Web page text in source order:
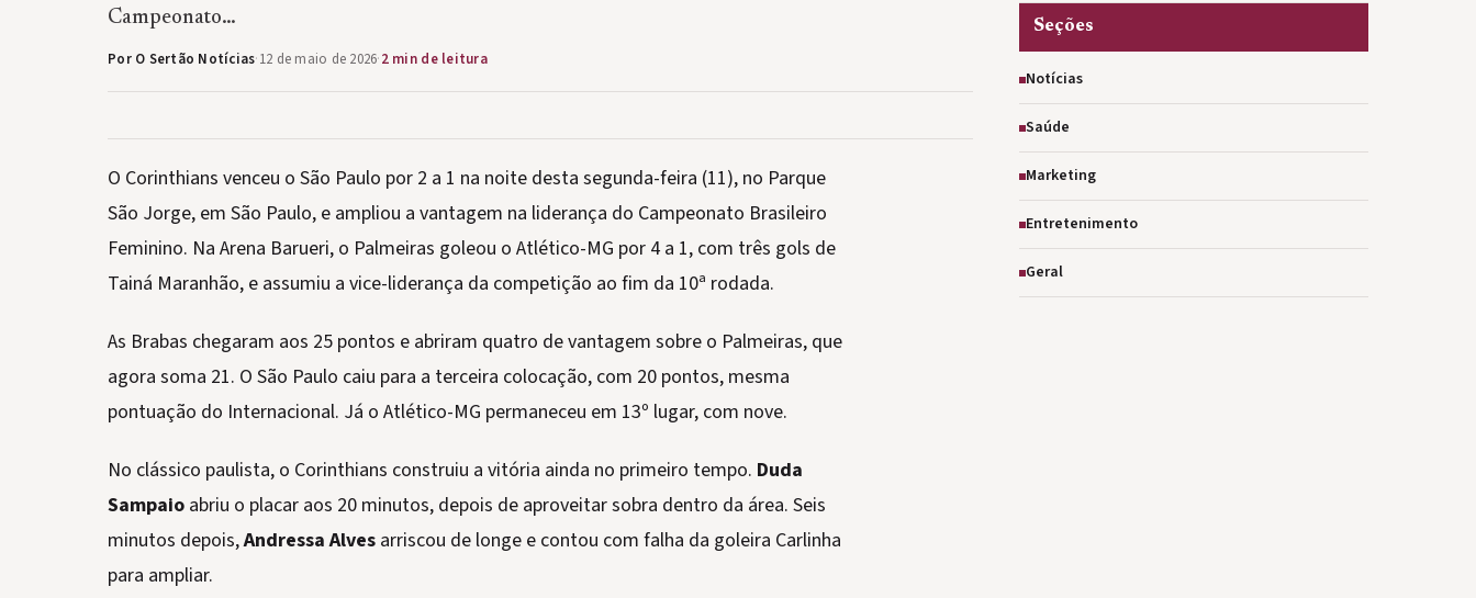
Campeonato…
Por O Sertão Notícias·12 de maio de 2026·2 min de leitura
O Corinthians venceu o São Paulo por 2 a 1 na noite desta segunda-feira (11), no Parque
São Jorge, em São Paulo, e ampliou a vantagem na liderança do Campeonato Brasileiro
Feminino. Na Arena Barueri, o Palmeiras goleou o Atlético-MG por 4 a 1, com três gols de
Tainá Maranhão, e assumiu a vice-liderança da competição ao fim da 10ª rodada.
As Brabas chegaram aos 25 pontos e abriram quatro de vantagem sobre o Palmeiras, que
agora soma 21. O São Paulo caiu para a terceira colocação, com 20 pontos, mesma
pontuação do Internacional. Já o Atlético-MG permaneceu em 13º lugar, com nove.
No clássico paulista, o Corinthians construiu a vitória ainda no primeiro tempo. Duda
Sampaio abriu o placar aos 20 minutos, depois de aproveitar sobra dentro da área. Seis
minutos depois,Andressa Alves arriscou de longe e contou com falha da goleira Carlinha
para ampliar.
Seções
Notícias
Saúde
Marketing
Entretenimento
Geral